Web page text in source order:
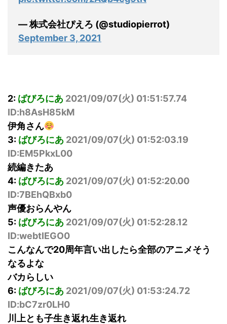
— 株式会社ぴえろ (@studiopierrot)
September 3, 2021
2: ばびろにあ 2021/09/07(火) 01:51:57.74
ID:h8AsH85kM
伊角さん
3: ばびろにあ 2021/09/07(火) 01:52:03.19
ID:EM5PkxL00
続編きたあ
4: ばびろにあ 2021/09/07(火) 01:52:20.00
ID:7BEhQBxb0
声優おらんやん
5: ばびろにあ 2021/09/07(火) 01:52:28.12
ID:webtIEGO0
こんなんで20周年言い出したら全部のアニメそう
なるよな
バカらしい
6: ばびろにあ 2021/09/07(火) 01:53:24.72
ID:bC7zr0LH0
川上とも子生き返れ生き返れ